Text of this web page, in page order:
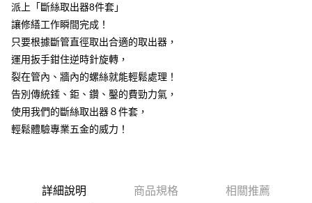
ATM／網路銀行／等多元方式進行付款，方視為交易完成。
※ 請注意：結帳手續完成當下不需立刻繳費，但若您需要取消訂單，請聯絡
後付繳納相關費用。
※ 交易是否成功請以「AFTEE先享後付 」之結帳頁面顯示為準，若有關於
是否繳費成功／繳費後需取消欲退款等相關疑問，請聯繫「AFTEE先享後付
客戶支援中心」 https://netprotections.freshdesk.com/support/home
【注意事項】
１．透過由恩沛科技股份有限公司提供之「AFTEE先享後付」服務完成之交
易，需依本服務之必要範圍內提供個人資料，並將交易相關給付款項請求債
３．未成年的使用者請事先徵得法定代理人或監護人之同意方可使用
「AFTEE先享後付」，若未經同意申辦者引起之損失，本公司不負相關責
7-11取貨(快速到店)
宅配
每筆NT$100，滿NT$799(含以上)免運費
離島宅配
每筆NT$150
派上「斷絲取出器8件套」
讓修繕工作瞬間完成！
只要根據斷管直徑取出合適的取出器，
運用扳手鉗住逆時針旋轉，
裂在管內、牆內的螺絲就能輕鬆處理！
告別傳統錘、鉅、鑽、鑿的費勁力氣，
使用我們的斷絲取出器８件套，
輕鬆體驗專業五金的威力！
詳細說明 商品規格 相關推薦